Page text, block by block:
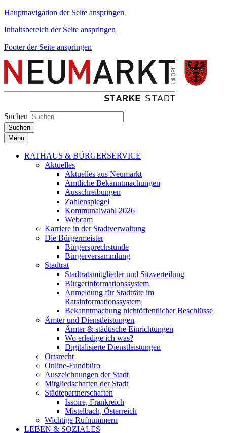
Hauptnavigation der Seite anspringen
Inhaltsbereich der Seite anspringen
Footer der Seite anspringen
Suchen
Suchen
Menü
RATHAUS & BÜRGERSERVICE
Aktuelles
Aktuelles aus Neumarkt
Amtliche Bekanntmachungen
Ausschreibungen
Zahlenspiegel
Kommunalwahl 2026
Webcam
Karriere in der Stadtverwaltung
Die Bürgermeister
Bürgersprechstunde
Bürgerversammlung
Stadtrat
Stadtratsmitglieder und Sitzverteilung
Bürgerinformationssystem
Anmeldung für Stadträte im
Ratsinformationssystem
Bekanntmachung nichtöffentlicher Beschlüsse
Ämter und Dienstleistungen
Ämter & städtische Einrichtungen
Wo erledige ich was?
Digitalisierte Dienstleistungen
Ortsrecht
Online-Fundbüro
Auszeichnungen der Stadt
Mitgliedschaften der Stadt
Städtepartnerschaften
Issoire, Frankreich
Mistelbach, Österreich
Wichtige Rufnummern
LEBEN & SOZIALES